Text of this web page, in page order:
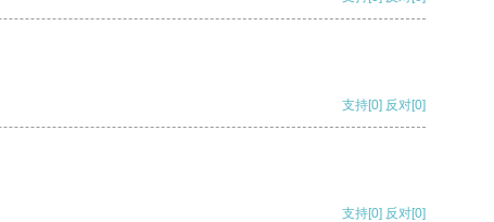
支持[0] 反对[0]
支持[0] 反对[0]